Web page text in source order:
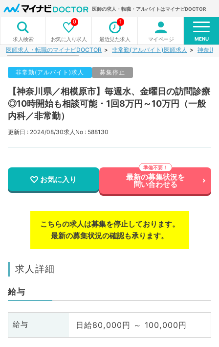
医師の求人・転職・アルバイトはマイナビDOCTOR
求人検索 お気に入り求人
0
最近見た求人
1
マイページ MENU
医師求人・転職のマイナビDOCTOR 非常勤(アルバイト)医師求人 神奈川
非常勤(アルバイト)求人 募集停止
【神奈川県／相模原市】毎週水、金曜日の訪問診療
◎10時開始も相談可能・1回8万円～10万円（一般
内科／非常勤）
更新日 : 2024/08/30求人No : 588130
お気に入り 最新の募集状況を
問い合わせる
こちらの求人は募集を停止しております。
最新の募集状況の確認も承ります。
求人詳細
給与
給与 日給80,000円 ～ 100,000円